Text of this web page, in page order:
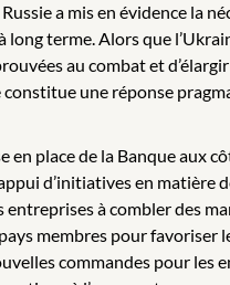
a mis en évidence la
long terme. Alors que
au combat et
une réponse
en place de la Banque aux
d’initiatives en matière
à combler des
membres pour
commandes pour